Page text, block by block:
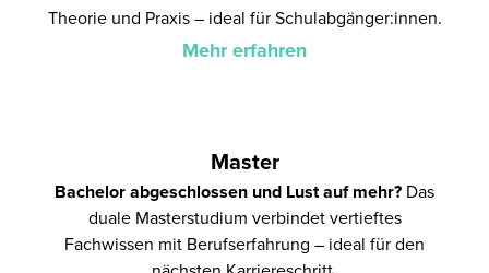
Theorie und Praxis – ideal für Schulabgänger:innen.
Mehr erfahren
Master
Bachelor abgeschlossen und Lust auf mehr? Das
duale Masterstudium verbindet vertieftes
Fachwissen mit Berufserfahrung – ideal für den